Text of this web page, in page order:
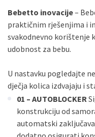
Bebetto inovacije–
praktičnim rješenjima i
svakodnevno korištenje
udobnost za bebu.
U nastavku pogledajte
dječja kolica izdvajaju i
01 – AUTOBLOCKER
konstrukciju od
automatski